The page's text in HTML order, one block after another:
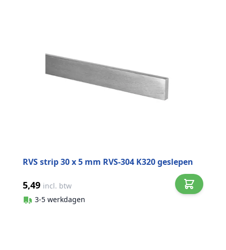
RVS strip 30 x 5 mm RVS-304 K320 geslepen
5,49 incl. btw
3-5 werkdagen